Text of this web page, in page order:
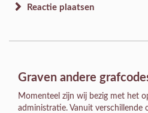
Reactie plaatsen
Graven andere
Momenteel zijn wij bezig met het
administratie. Vanuit verschillende